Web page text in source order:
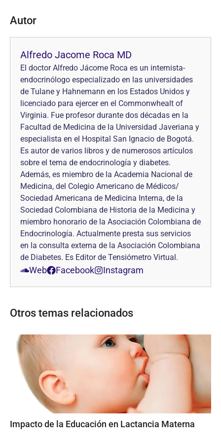
Autor
Alfredo Jacome Roca MD
El doctor Alfredo Jácome Roca es un internista-
endocrinólogo especializado en las universidades
de Tulane y Hahnemann en los Estados Unidos y
licenciado para ejercer en el Commonwhealt of
Virginia. Fue profesor durante dos décadas en la
Facultad de Medicina de la Universidad Javeriana y
especialista en el Hospital San Ignacio de Bogotá.
Es autor de varios libros y de numerosos artículos
sobre el tema de endocrinología y diabetes.
Además, es miembro de la Academia Nacional de
Medicina, del Colegio Americano de Médicos/
Sociedad Americana de Medicina Interna, de la
Sociedad Colombiana de Historia de la Medicina y
miembro honorario de la Asociación Colombiana de
Endocrinología. Actualmente presta sus servicios
en la consulta externa de la Asociación Colombiana
de Diabetes. Es Editor de Tensiómetro Virtual.
Web Facebook Instagram
Otros temas relacionados
Impacto de la Educación en Lactancia Materna